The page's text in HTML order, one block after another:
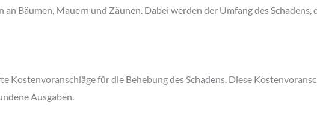
Bäumen, Mauern und Zäunen. Dabei werden der Umfang des
für die Behebung des Schadens. Diese
Ausgaben.